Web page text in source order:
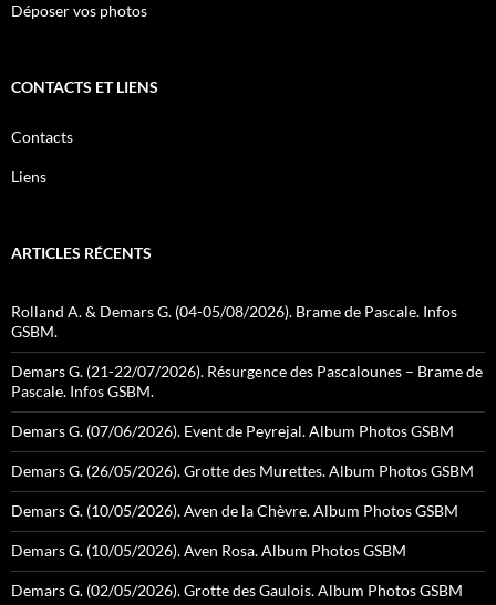
Déposer vos photos
CONTACTS ET LIENS
Contacts
Liens
ARTICLES RÉCENTS
Rolland A. & Demars G. (04-05/08/2026). Brame de Pascale. Infos
GSBM.
Demars G. (21-22/07/2026). Résurgence des Pascalounes – Brame de
Pascale. Infos GSBM.
Demars G. (07/06/2026). Event de Peyrejal. Album Photos GSBM
Demars G. (26/05/2026). Grotte des Murettes. Album Photos GSBM
Demars G. (10/05/2026). Aven de la Chèvre. Album Photos GSBM
Demars G. (10/05/2026). Aven Rosa. Album Photos GSBM
Demars G. (02/05/2026). Grotte des Gaulois. Album Photos GSBM